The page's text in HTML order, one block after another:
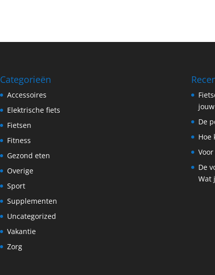
Categorieën
Accessoires
Elektrische fiets
Fietsen
Fitness
Gezond eten
Overige
Sport
Supplementen
Uncategorized
Vakantie
Zorg
De
Hoe
De
Wat